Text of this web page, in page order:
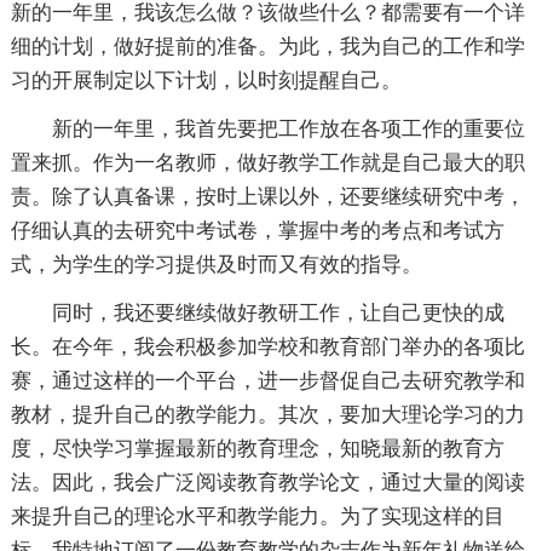
新的一年里，我该怎么做？该做些什么？都需要有一个详
细的计划，做好提前的准备。为此，我为自己的工作和学
习的开展制定以下计划，以时刻提醒自己。
新的一年里，我首先要把工作放在各项工作的重要位
置来抓。作为一名教师，做好教学工作就是自己最大的职
责。除了认真备课，按时上课以外，还要继续研究中考，
仔细认真的去研究中考试卷，掌握中考的考点和考试方
式，为学生的学习提供及时而又有效的指导。
同时，我还要继续做好教研工作，让自己更快的成
长。在今年，我会积极参加学校和教育部门举办的各项比
赛，通过这样的一个平台，进一步督促自己去研究教学和
教材，提升自己的教学能力。其次，要加大理论学习的力
度，尽快学习掌握最新的教育理念，知晓最新的教育方
法。因此，我会广泛阅读教育教学论文，通过大量的阅读
来提升自己的理论水平和教学能力。为了实现这样的目